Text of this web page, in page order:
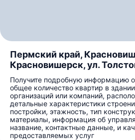
Пермский край,
Красновишерск, ул.
Получите подробную информацию
общее количество квартир в
организаций или компаний,
детальные характеристики
постройки, этажность, тип
материалы, информация об
название, контактные данные, и
предоставляемых услуг